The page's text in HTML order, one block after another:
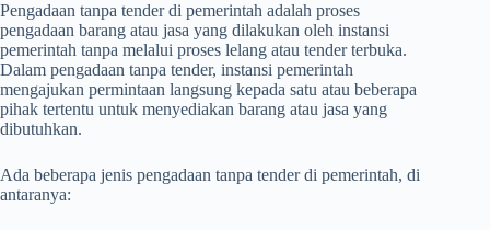
Pengadaan tanpa tender di pemerintah adalah proses
pengadaan barang atau jasa yang dilakukan oleh instansi
pemerintah tanpa melalui proses lelang atau tender terbuka.
Dalam pengadaan tanpa tender, instansi pemerintah
mengajukan permintaan langsung kepada satu atau beberapa
pihak tertentu untuk menyediakan barang atau jasa yang
dibutuhkan.
Ada beberapa jenis pengadaan tanpa tender di pemerintah, di
antaranya: